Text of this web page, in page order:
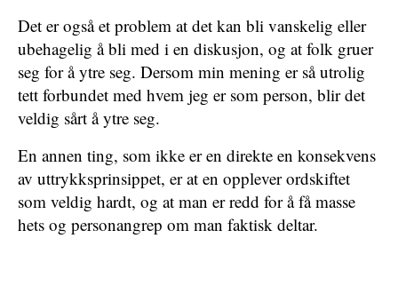
Det er også et problem at det kan bli vanskelig eller
ubehagelig å bli med i en diskusjon, og at folk gruer
seg for å ytre seg. Dersom min mening er så utrolig
tett forbundet med hvem jeg er som person, blir det
veldig sårt å ytre seg.
En annen ting, som ikke er en direkte en konsekvens
av uttrykksprinsippet, er at en opplever ordskiftet
som veldig hardt, og at man er redd for å få masse
hets og personangrep om man faktisk deltar.